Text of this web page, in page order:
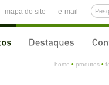
e-mail
mapa do site
home • produtos •